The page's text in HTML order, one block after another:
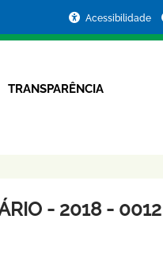
Acessibilidade
TRANSPARÊNCIA
- 2018 - 0012